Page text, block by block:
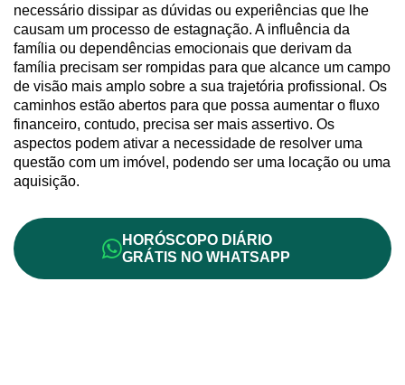
necessário dissipar as dúvidas ou experiências que lhe
causam um processo de estagnação. A influência da
família ou dependências emocionais que derivam da
família precisam ser rompidas para que alcance um campo
de visão mais amplo sobre a sua trajetória profissional. Os
caminhos estão abertos para que possa aumentar o fluxo
financeiro, contudo, precisa ser mais assertivo. Os
aspectos podem ativar a necessidade de resolver uma
questão com um imóvel, podendo ser uma locação ou uma
aquisição.
HORÓSCOPO DIÁRIO
GRÁTIS NO WHATSAPP